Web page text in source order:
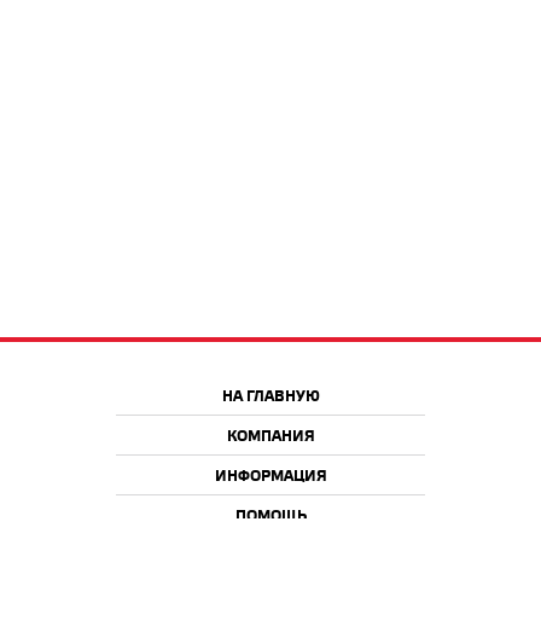
НА ГЛАВНУЮ
КОМПАНИЯ
ИНФОРМАЦИЯ
ПОМОЩЬ